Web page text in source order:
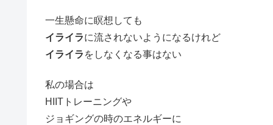
一生懸命に瞑想しても
イライラに流されないようになるけれど
イライラ をしなくなる事はない
私の場合は
HIITトレーニングや
ジョギングの時のエネルギーに